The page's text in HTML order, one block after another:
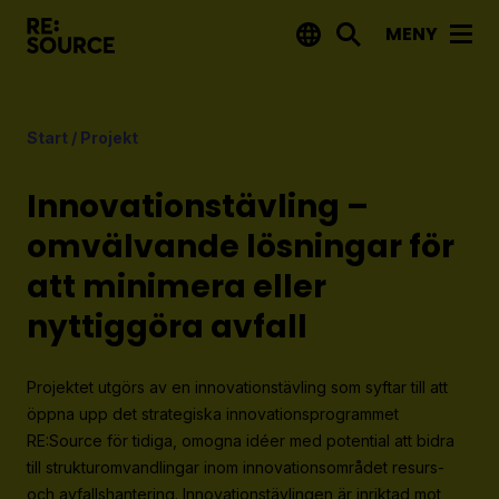
MENY
Tips på utlysningar
Projektdatabas
Finansiering
Utlysningar
Start / Projekt
Innovationstävling –
omvälvande lösningar för
att minimera eller
nyttiggöra avfall
Projektet utgörs av en innovationstävling som syftar till att
öppna upp det strategiska innovationsprogrammet
RE:Source för tidiga, omogna idéer med potential att bidra
till strukturomvandlingar inom innovationsområdet resurs-
och avfallshantering. Innovationstävlingen är inriktad mot